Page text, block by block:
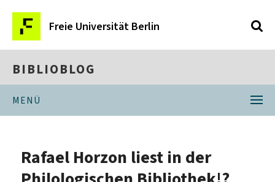
Freie Universität Berlin
BIBLIOBLOG
MENÜ
Rafael Horzon liest in der